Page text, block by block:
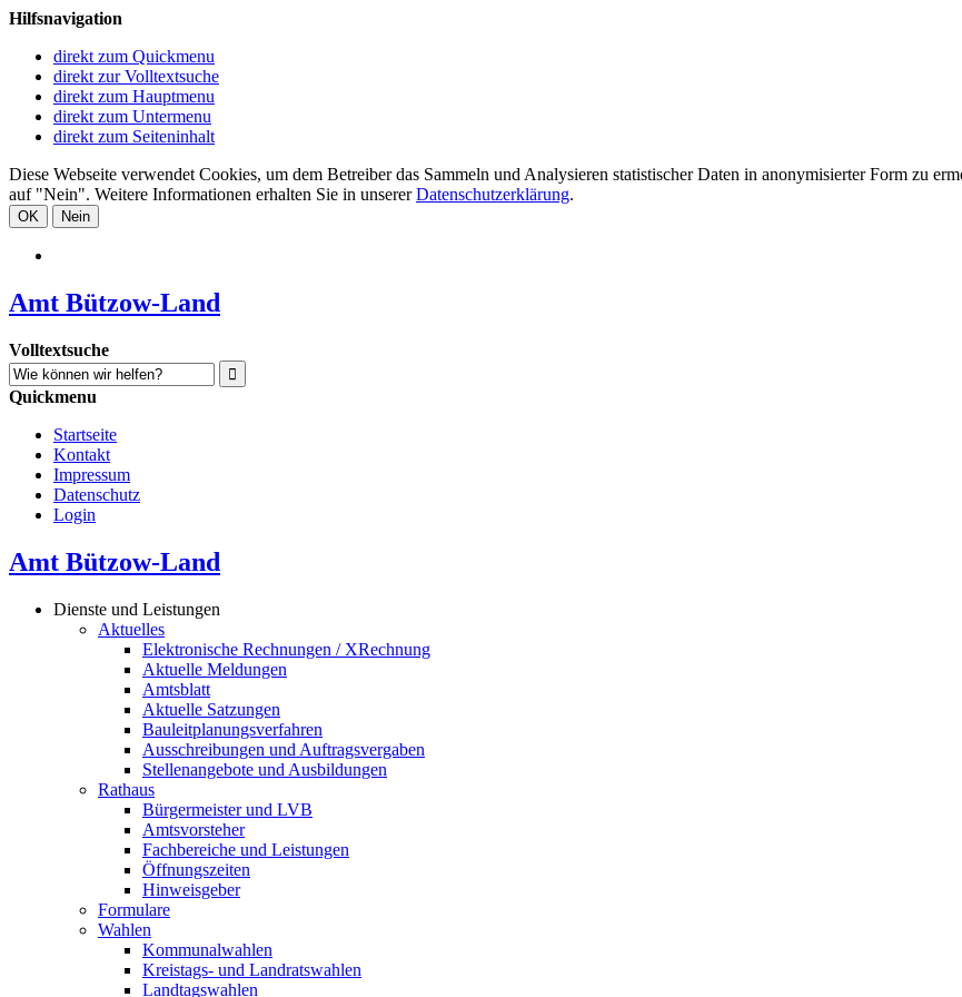
Hilfsnavigation
direkt zum Quickmenu
direkt zur Volltextsuche
direkt zum Hauptmenu
direkt zum Untermenu
direkt zum Seiteninhalt
Diese Webseite verwendet Cookies, um dem Betreiber das Sammeln und Analysieren statistischer Daten in anonymisierter Form zu
auf "Nein". Weitere Informationen erhalten Sie in unsererDatenschutzerklärung.
OK Nein
Amt Bützow-Land
Volltextsuche
Quickmenu
Startseite
Kontakt
Impressum
Datenschutz
Login
Amt Bützow-Land
Dienste und Leistungen
Aktuelles
Elektronische Rechnungen / XRechnung
Aktuelle Meldungen
Amtsblatt
Aktuelle Satzungen
Bauleitplanungsverfahren
Ausschreibungen und Auftragsvergaben
Stellenangebote und Ausbildungen
Rathaus
Bürgermeister und LVB
Amtsvorsteher
Fachbereiche und Leistungen
Öffnungszeiten
Hinweisgeber
Formulare
Wahlen
Kommunalwahlen
Kreistags- und Landratswahlen
Landtagswahlen